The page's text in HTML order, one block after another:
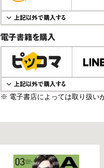
電子書籍で購入
※ 電子書店によっては取り扱い